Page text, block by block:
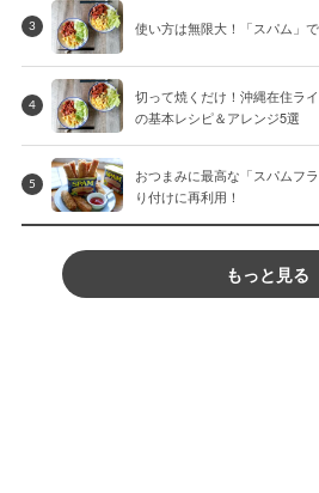
3 使い方は無限大！「スパム」
4
切って焼くだけ！沖縄在住ラ
の基本レシピ＆アレンジ5選
5
おつまみに最高な「スパムフ
り付けに再利用！
もっと見る